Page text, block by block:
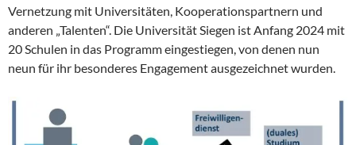
Vernetzung mit Universitäten, Kooperationspartnern und
anderen „Talenten“. Die Universität Siegen ist Anfang 2024 mit
20 Schulen in das Programm eingestiegen, von denen nun
neun für ihr besonderes Engagement ausgezeichnet wurden.